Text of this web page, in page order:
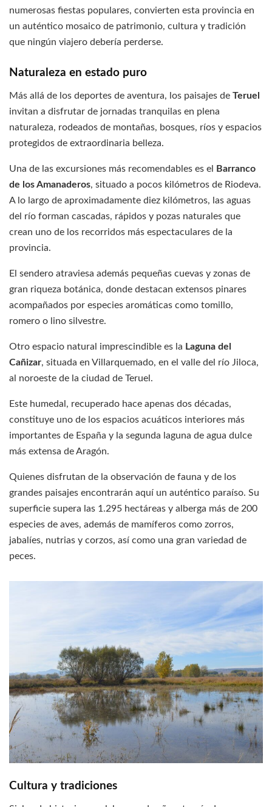
numerosas fiestas populares, convierten esta provincia en
un auténtico mosaico de patrimonio, cultura y tradición
que ningún viajero debería perderse.
Naturaleza en estado puro
Más allá de los deportes de aventura, los paisajes de Teruel
invitan a disfrutar de jornadas tranquilas en plena
naturaleza, rodeados de montañas, bosques, ríos y espacios
protegidos de extraordinaria belleza.
Una de las excursiones más recomendables es el
Barranco
de los Amanaderos, situado a pocos kilómetros de Riodeva.
A lo largo de aproximadamente diez kilómetros, las aguas
del río forman cascadas, rápidos y pozas naturales que
crean uno de los recorridos más espectaculares de la
provincia.
El sendero atraviesa además pequeñas cuevas y zonas de
gran riqueza botánica, donde destacan extensos pinares
acompañados por especies aromáticas como tomillo,
romero o lino silvestre.
Otro espacio natural imprescindible es la Laguna del
Cañizar, situada en Villarquemado, en el valle del río Jiloca,
al noroeste de la ciudad de Teruel.
Este humedal, recuperado hace apenas dos décadas,
constituye uno de los espacios acuáticos interiores más
importantes de España y la segunda laguna de agua dulce
más extensa de Aragón.
Quienes disfrutan de la observación de fauna y de los
grandes paisajes encontrarán aquí un auténtico paraíso. Su
superficie supera las 1.295 hectáreas y alberga más de 200
especies de aves, además de mamíferos como zorros,
jabalíes, nutrias y corzos, así como una gran variedad de
peces.
Cultura y tradiciones